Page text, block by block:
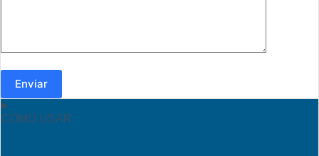
Enviar
COMO USAR